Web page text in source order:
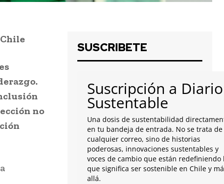
no
SUSCRIBETE
Suscripción a Diario
Sustentable
Una dosis de sustentabilidad
en tu bandeja de entrada. No se trata de
cualquier correo, sino de historias
poderosas, innovaciones sustentables y
voces de cambio que están redefiniendo
que significa ser sostenible en Chile y
allá.